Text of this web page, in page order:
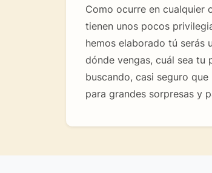
Como ocurre en cualquier
tienen unos pocos
hemos elaborado tú serás
dónde vengas, cuál sea tu
buscando, casi seguro
para grandes sorpresas y